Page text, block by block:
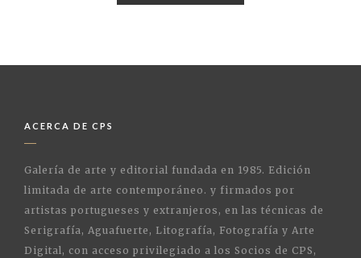
ACERCA DE CPS
Galería de arte y editorial fundada en 1985. Edición
limitada de arte contemporáneo. y firmados por
artistas portugueses y extranjeros, en las técnicas de
Serigrafía, Aguafuerte, Litografía, Fotografía y Arte
Digital, con acceso privilegiado a los Socios de CPS,